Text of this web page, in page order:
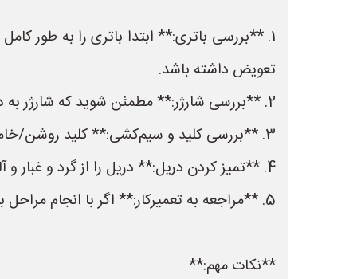
1. **بررسی باتری:** ابتدا باتری را به طور
تعویض داشته باشد.
2. **بررسی شارژر:** مطمئن شوید که شارژر به درستی کار می‌کند و باتری را شارژ می‌کند.
3. **بررسی کلید و سیم‌کشی:** کلید روشن/خاموش و سیم‌کشی داخلی دریل را بررسی کنید.
4. **تمیز کردن دریل:** دریل را از گرد و غبار و آلودگی‌ها تمیز کنید.
5. **مراجعه به تعمیرکار:** اگر با انجام مراحل بالا مشکل حل نشد، بهتر است به یک تعمیرکار متخصص مراجعه کنید.
**نکات مهم:**